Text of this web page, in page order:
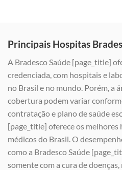
Principais Hospitas
A Bradesco Saúde [page_title]
credenciada, com hospitais e
no Brasil e no mundo. Porém, a
cobertura podem variar
contratação e plano de saúde
[page_title] oferece os
médicos do Brasil. O
como a Bradesco Saúde
somente com a cura de